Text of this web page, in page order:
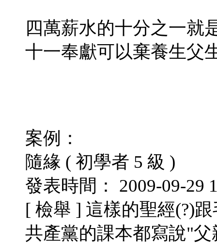
四萬薪水的十分之一就
十一奉獻可以棄養生父
案例：
隨緣 ( 初學者 5 級 )
發表時間： 2009-09-29
[ 檢舉 ] 這樣的聖經(?)
共產黨的課本都寫說"